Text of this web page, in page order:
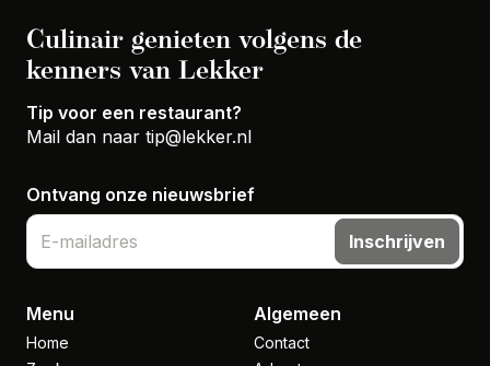
Culinair genieten volgens de
kenners van Lekker
Tip voor een restaurant?
Mail dan naar tip@lekker.nl
Ontvang onze nieuwsbrief
Inschrijven
Menu
Home
Algemeen
Contact